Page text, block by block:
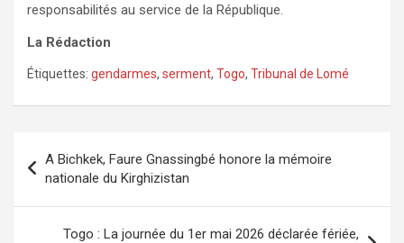
responsabilités au service de la République.
La Rédaction
Étiquettes: gendarmes, serment, Togo, Tribunal de Lomé
de
l’article
A Bichkek, Faure Gnassingbé honore la mémoire
nationale du Kirghizistan
Togo : La journée du 1er mai 2026 déclarée fériée,